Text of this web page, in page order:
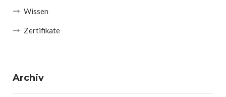
Wissen
Zertifikate
Archiv